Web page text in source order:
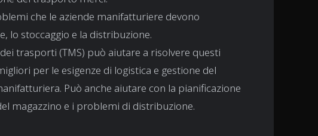
che le aziende manifatturiere devono
lo stoccaggio e la distribuzione.
trasporti (TMS) può aiutare a risolvere questi
per le esigenze di logistica e gestione del
Può anche aiutare con la pianificazione
magazzino e i problemi di distribuzione.